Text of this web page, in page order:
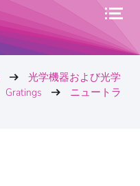
光学機器および光学
Gratings
ニュートラ